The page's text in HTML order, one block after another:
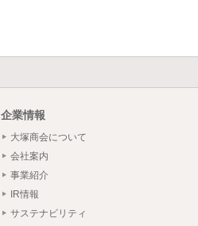
企業情報
大塚商会について
会社案内
事業紹介
IR情報
サステナビリティ